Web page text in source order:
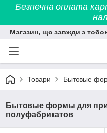
Безпечна оплата
Магазин, що завжди з
Товари Бытовые
Бытовые формы для
полуфабрикатов